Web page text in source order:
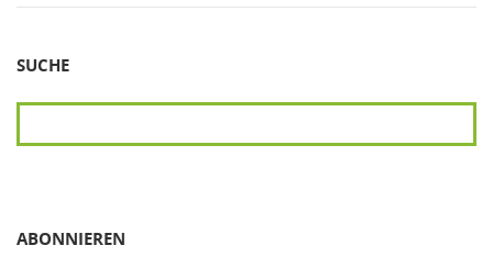
SUCHE
ABONNIEREN